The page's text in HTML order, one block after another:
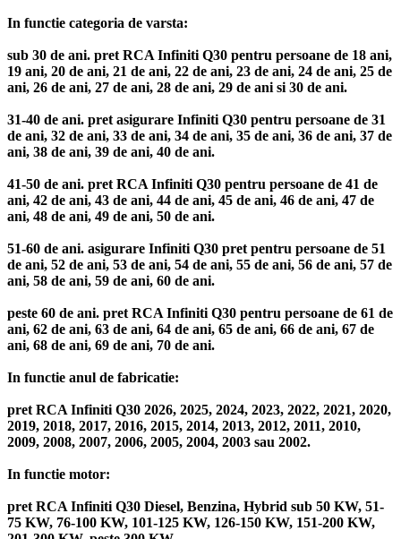
In functie categoria de varsta:
sub 30 de ani. pret RCA Infiniti Q30 pentru persoane de 18 ani,
19 ani, 20 de ani, 21 de ani, 22 de ani, 23 de ani, 24 de ani, 25 de
ani, 26 de ani, 27 de ani, 28 de ani, 29 de ani si 30 de ani.
31-40 de ani. pret asigurare Infiniti Q30 pentru persoane de 31
de ani, 32 de ani, 33 de ani, 34 de ani, 35 de ani, 36 de ani, 37 de
ani, 38 de ani, 39 de ani, 40 de ani.
41-50 de ani. pret RCA Infiniti Q30 pentru persoane de 41 de
ani, 42 de ani, 43 de ani, 44 de ani, 45 de ani, 46 de ani, 47 de
ani, 48 de ani, 49 de ani, 50 de ani.
51-60 de ani. asigurare Infiniti Q30 pret pentru persoane de 51
de ani, 52 de ani, 53 de ani, 54 de ani, 55 de ani, 56 de ani, 57 de
ani, 58 de ani, 59 de ani, 60 de ani.
peste 60 de ani. pret RCA Infiniti Q30 pentru persoane de 61 de
ani, 62 de ani, 63 de ani, 64 de ani, 65 de ani, 66 de ani, 67 de
ani, 68 de ani, 69 de ani, 70 de ani.
In functie anul de fabricatie:
pret RCA Infiniti Q30 2026, 2025, 2024, 2023, 2022, 2021, 2020,
2019, 2018, 2017, 2016, 2015, 2014, 2013, 2012, 2011, 2010,
2009, 2008, 2007, 2006, 2005, 2004, 2003 sau 2002.
In functie motor:
pret RCA Infiniti Q30 Diesel, Benzina, Hybrid sub 50 KW, 51-
75 KW, 76-100 KW, 101-125 KW, 126-150 KW, 151-200 KW,